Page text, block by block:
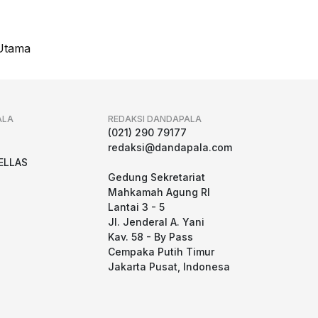
REDAKSI DANDAPALA
(021) 290 79177
redaksi@dandapala.com
Gedung Sekretariat
Mahkamah Agung RI
Lantai 3 - 5
Jl. Jenderal A. Yani
Kav. 58 - By Pass
Cempaka Putih Timur
Jakarta Pusat, Indonesa